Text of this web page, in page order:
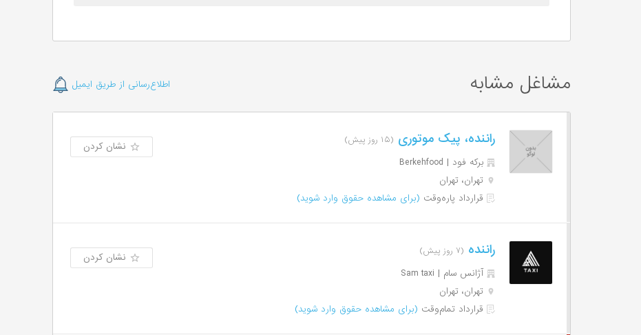
مشاغل مشابه اطلاع‌رسانی از طریق ایمیل
راننده، پیک موتوری (۱۵ روز پیش)
برکه فود | Berkehfood
تهران، تهران
قرارداد پاره‌وقت (برای مشاهده حقوق وارد شوید)
نشان کردن
راننده (۷ روز پیش)
آژانس سام | Sam taxi
تهران، تهران
قرارداد تمام‌وقت (برای مشاهده حقوق وارد شوید)
نشان کردن